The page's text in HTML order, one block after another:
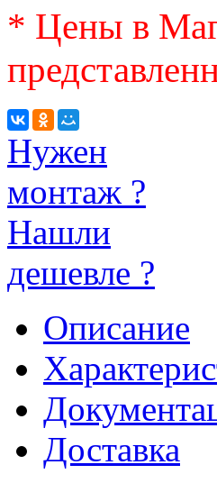
* Цены в
Нужен
монтаж ?
Нашли
дешевле ?
Описание
Доставка